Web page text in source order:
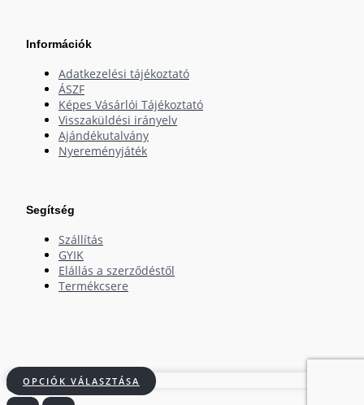
Információk
Adatkezelési tájékoztató
ÁSZF
Képes Vásárlói Tájékoztató
Visszaküldési irányelv
Ajándékutalvány
Nyereményjáték
Segítség
Szállítás
GYIK
Elállás a szerződéstől
Termékcsere
OPCIÓK VÁLASZTÁSA